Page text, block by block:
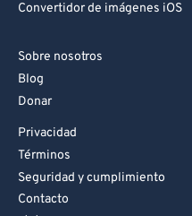
Convertidor de imágenes iOS
Sobre nosotros
Blog
Donar
Privacidad
Términos
Seguridad y cumplimiento
Contacto